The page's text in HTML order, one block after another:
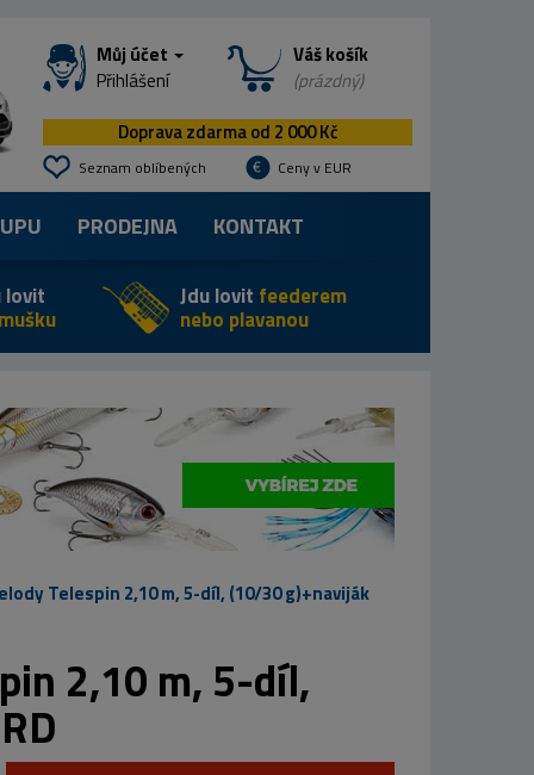
Můj účet
Přihlášení
Váš košík
(prázdný)
Doprava zdarma od 2 000 Kč
Seznam oblíbených Ceny v EUR
PRODEJNA KONTAKT
lovit Jdu lovit feederem
nebo plavanou
Telespin 2,10 m, 5-díl, (10/30 g)+naviják
2,10 m, 5-díl,